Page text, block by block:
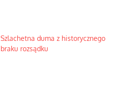
Szlachetna duma z historycznego
braku rozsądku